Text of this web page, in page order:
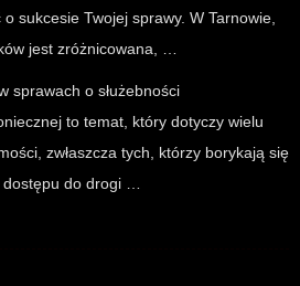
sukcesie Twojej sprawy. W Tarnowie,
jest zróżnicowana, …
sprawach o służebności
to temat, który dotyczy wielu
zwłaszcza tych, którzy borykają się
do drogi …